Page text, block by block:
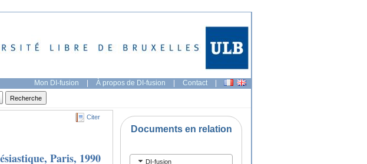
Mon DI-fusion | À propos de DI-fusion | Contact |
Citer
Paris, 1990
Documents en relation
DI-fusion